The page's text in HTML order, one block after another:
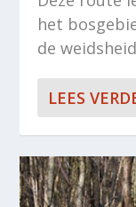
het
de
LEES